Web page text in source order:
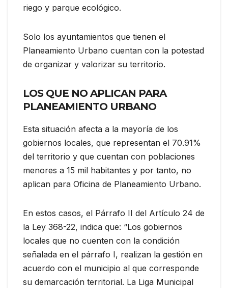
riego y parque ecológico.
Solo los ayuntamientos que tienen el
Planeamiento Urbano cuentan con la potestad
de organizar y valorizar su territorio.
LOS QUE NO APLICAN PARA
PLANEAMIENTO URBANO
Esta situación afecta a la mayoría de los
gobiernos locales, que representan el 70.91%
del territorio y que cuentan con poblaciones
menores a 15 mil habitantes y por tanto, no
aplican para Oficina de Planeamiento Urbano.
En estos casos, el Párrafo II del Artículo 24 de
la Ley 368-22, indica que: “Los gobiernos
locales que no cuenten con la condición
señalada en el párrafo I, realizan la gestión en
acuerdo con el municipio al que corresponde
su demarcación territorial. La Liga Municipal